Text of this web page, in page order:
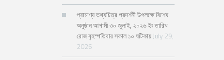
প্রামাণ্য তথ্যচিত্র প্রদর্শনী উপলক্ষে বিশেষ
অনুষ্ঠান আগামী ৩০ জুলাই, ২০২৬ ইং তারিখ
রোজ বৃহস্পতিবার সকাল ১০ ঘটিকায় July 29,
2026